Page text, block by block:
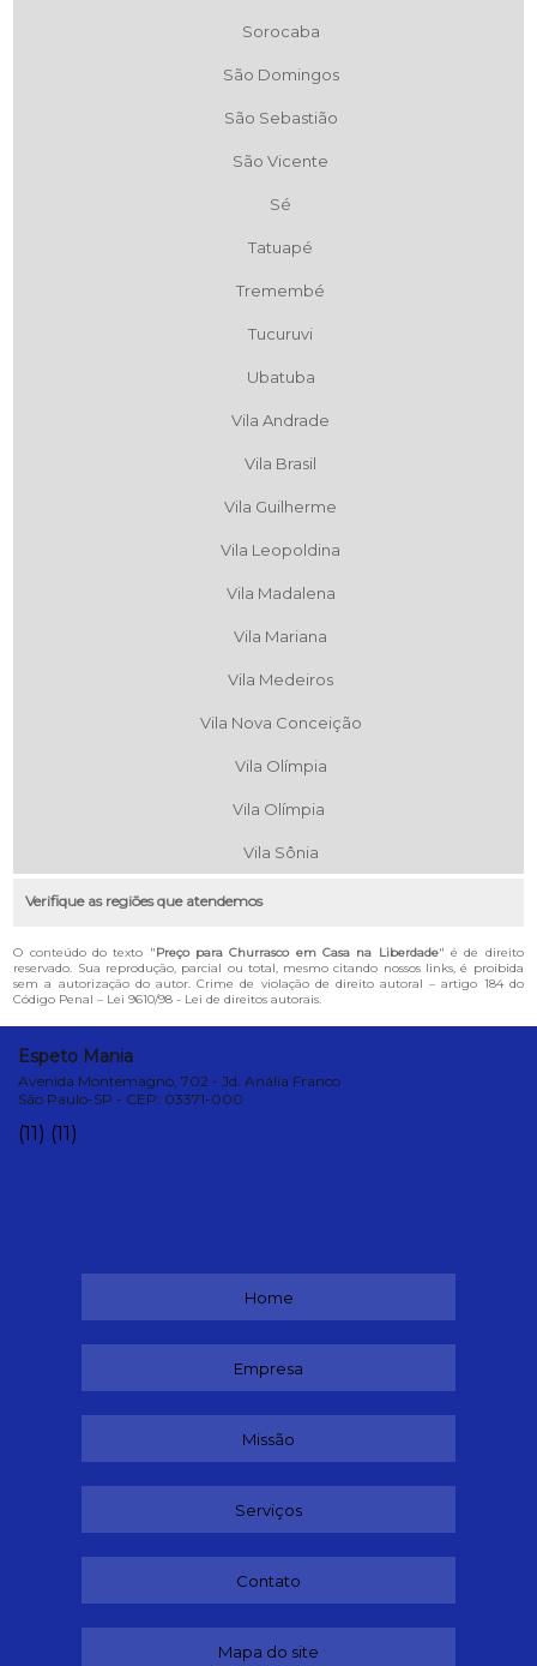
Sorocaba
São Domingos
São Sebastião
São Vicente
Sé
Tatuapé
Tremembé
Tucuruvi
Ubatuba
Vila Andrade
Vila Brasil
Vila Guilherme
Vila Leopoldina
Vila Madalena
Vila Mariana
Vila Medeiros
Vila Nova Conceição
Vila Olímpia
Vila Olímpia
Vila Sônia
Verifique as regiões que atendemos
O conteúdo do texto "Preço para Churrasco em Casa na Liberdade" é de direito
reservado. Sua reprodução, parcial ou total, mesmo citando nossos links, é proibida
sem a autorização do autor. Crime de violação de direito autoral – artigo 184 do
Código Penal – Lei 9610/98 - Lei de direitos autorais.
Espeto Mania
Avenida Montemagno, 702 - Jd. Anália Franco
São Paulo-SP - CEP: 03371-000
(11) (11)
Home
Empresa
Missão
Serviços
Contato
Mapa do site